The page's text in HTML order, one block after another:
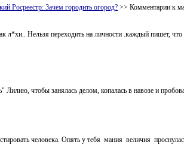
Росреестр: Зачем городить огород? >> Комментарии к
л*хи.. Нельзя переходить на личности .каждый пишет,
чтобы занялась делом, копалась в навозе и
человека. Опять у тебя мания величия